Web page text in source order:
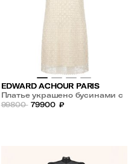
EDWARD ACHOUR PARIS
Платье украшено бусинами с
пайетками
99800 79900 ₽